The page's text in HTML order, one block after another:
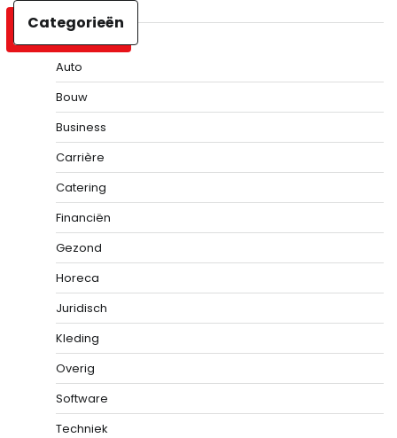
Categorieën
Auto
Bouw
Business
Carrière
Catering
Financiën
Gezond
Horeca
Juridisch
Kleding
Overig
Software
Techniek